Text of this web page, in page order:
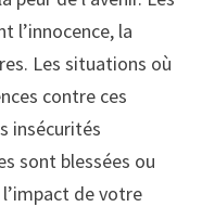
l’innocence, la
Les situations où
contre ces
insécurités
sont blessées ou
de votre